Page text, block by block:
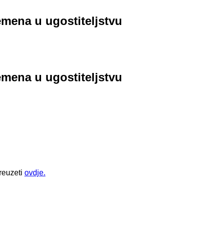
u ugostiteljstvu
u ugostiteljstvu
ovdje.